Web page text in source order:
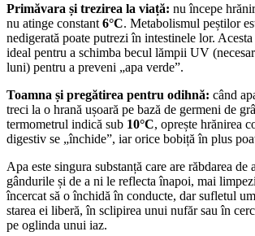
Primăvara și trezirea la viață: nu începe
nu atinge constant 6°C. Metabolismul peștilor
nedigerată poate putrezi în intestinele lor.
ideal pentru a schimba becul lămpii UV
luni) pentru a preveni „apa verde”.
Toamna și pregătirea pentru odihnă: când
treci la o hrană ușoară pe bază de germeni de
termometrul indică sub 10°C, oprește hrănirea
digestiv se „închide”, iar orice bobiță în plus
Apa este singura substanță care are răbdarea de
gândurile și de a ni le reflecta înapoi, mai
încercat să o închidă în conducte, dar sufletul
starea ei liberă, în sclipirea unui nufăr sau în
pe oglinda unui iaz.